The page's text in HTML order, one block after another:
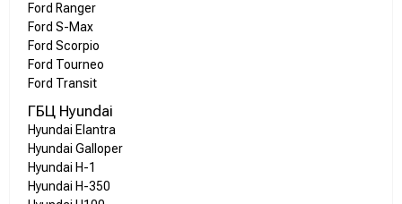
Ford Ranger
Ford S-Max
Ford Scorpio
Ford Tourneo
Ford Transit
ГБЦ Hyundai
Hyundai Elantra
Hyundai Galloper
Hyundai H-1
Hyundai H-350